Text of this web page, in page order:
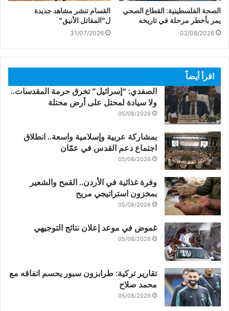
الصحة الفلسطينية: القطاع الصحي
يمر بأخطر مرحلة في تاريخه
02/08/2026
القسام تنشر مشاهد جديدة
ل”المقاتل الأنيق”
31/07/2026
اقرأ أيضاً
الصفدي: “إسرائيل” تخرق حرمة المقدسات..
ولا سيادة لمحتل على أرض محتلة
05/08/2026
بمشاركة عربية وإسلامية واسعة.. انطلاق
اجتماع دعم القدس في عمّان
05/08/2026
وفرة غذائية في الأردن.. القمح والشعير
بمخزون استراتيجي مريح
05/08/2026
غموض في موعد إعلان نتائج التوجيهي
05/08/2026
تقارير تركية: طرابزون سبور يحسم اتفاقه مع
محمد صلاح
05/08/2026